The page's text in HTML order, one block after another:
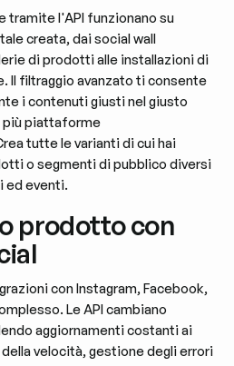
tramite l'API funzionano su
creata, dai social wall
di prodotti alle installazioni di
Il filtraggio avanzato ti consente
i contenuti giusti nel giusto
più piattaforme
tutte le varianti di cui hai
o segmenti di pubblico diversi
ed eventi.
prodotto con
con Instagram, Facebook,
Le API cambiano
aggiornamenti costanti ai
velocità, gestione degli errori